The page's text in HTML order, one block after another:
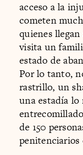
acceso a la
cometen
quienes
visita un
estado de
Por lo tanto,
rastrillo, un
una estadía lo
de 150
penitenciarios